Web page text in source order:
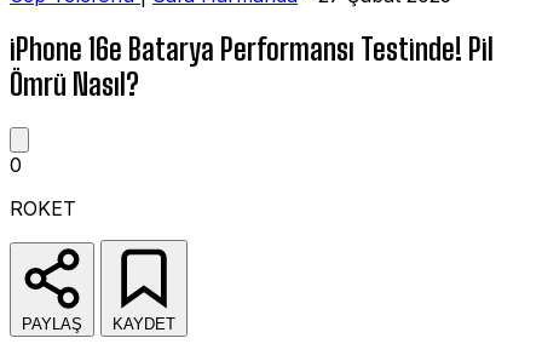
iPhone 16e Batarya Performansı Testinde! Pil
Ömrü Nasıl?
0
ROKET
PAYLAŞ KAYDET